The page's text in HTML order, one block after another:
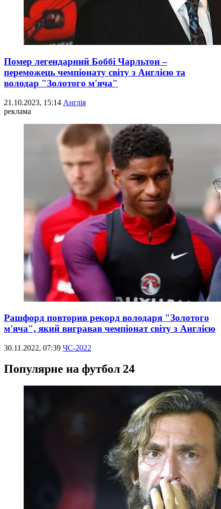
Помер легендарний Боббі Чарльтон –
переможець чемпіонату світу з Англією та
володар "Золотого м'яча"
21.10.2023, 15:14 Англія
реклама
Рашфорд повторив рекорд володаря "Золотого
м'яча", який вигравав чемпіонат світу з Англією
30.11.2022, 07:39 ЧС-2022
Популярне на футбол 24